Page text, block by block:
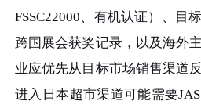
FSSC22000、有机认证）、目
跨国展会获奖记录，以及海外
业应优先从目标市场销售渠道
进入日本超市渠道可能需要